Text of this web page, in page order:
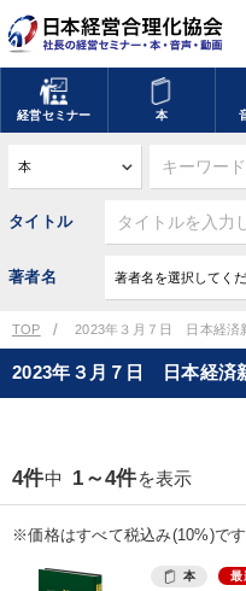
経営セミナー 本
タイトル
著者名
TOP 2023年３月７日 日本経
2023年３月７日 日本経
4件中 1～4件を表示
※価格はすべて税込み(10%)です
本 最